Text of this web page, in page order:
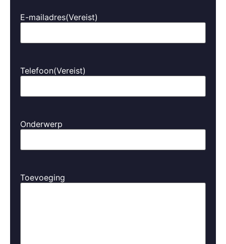
Meerdere laadpunten op één terrein
Beheer via laadpas of app
regelingen:
E-mailadres(Vereist)
Telefoon(Vereist)
Onderwerp
Toevoeging